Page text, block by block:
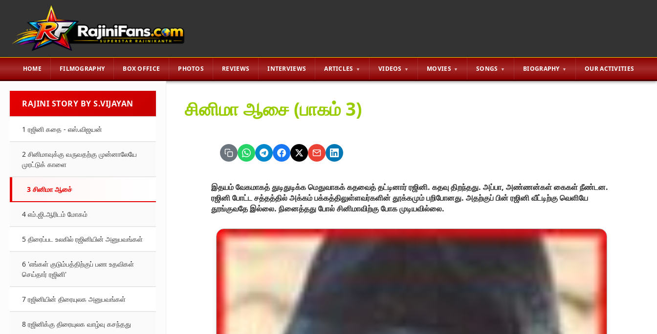
HOME FILMOGRAPHY BOX OFFICE PHOTOS REVIEWS INTERVIEWS ARTICLES VIDEOS MOVIES SONGS BIOGRAPHY OUR ACTIVITIES
RAJINI STORY BY S.VIJAYAN
1 ரஜினி கதை - எஸ்.விஜயன்
2 சினிமாவுக்கு வருவதற்கு முன்னாலேயே
முரட்டுக் காளை
3 சினிமா ஆசை்
4 எம்.ஜி.ஆரிடம் மோகம்
5 திரைப்பட உலகில் ரஜினியின் அனுபவங்கள்
6 'எங்கள் குடும்பத்திற்குப் பண உதவிகள்
செய்தார் ரஜினி'
7 ரஜினியின் திரையுலக அனுபவங்கள்
8 ரஜினிக்கு திரையுலக வாழ்வு கசந்தது
சினிமா ஆசை (பாகம் 3)
இதயம் வேகமாகத் துடிதுடிக்க மெதுவாகக் கதவைத் தட்டினார் ரஜினி. கதவு திறந்தது. அப்பா, அண்ணன்கள் கைகள் நீண்டன.
ரஜினி போட்ட சத்தத்தில் அக்கம் பக்கத்திலுள்ளவர்களின் தூக்கமும் பறிபோனது. அதற்குப் பின் ரஜினி வீட்டிற்கு வெளியே
தூங்குவதே இல்லை. நினைத்தது போல் சினிமாவிற்கு போக முடியவில்லை.